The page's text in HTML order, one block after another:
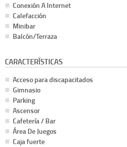
Conexión A Internet
Calefacción
Minibar
Balcón/Terraza
CARACTERÍSTICAS
Acceso para discapacitados
Gimnasio
Parking
Ascensor
Cafetería / Bar
Área De Juegos
Caja fuerte